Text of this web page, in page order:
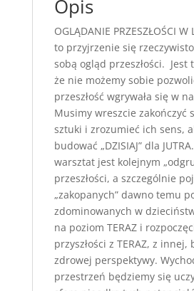
Opis
OGLĄDANIE PRZESZŁOŚCI W
to przyjrzenie się
sobą ogląd przeszłości. Jest
że nie możemy sobie
przeszłość wgrywała się w
Musimy wreszcie zakończyć
sztuki i zrozumieć ich sens,
budować „DZISIAJ” dla
warsztat jest kolejnym
przeszłości, a szczególnie
„zakopanych” dawno temu
zdominowanych w
na poziom TERAZ i
przyszłości z TERAZ, z innej,
zdrowej perspektywy.
przestrzeń będziemy się